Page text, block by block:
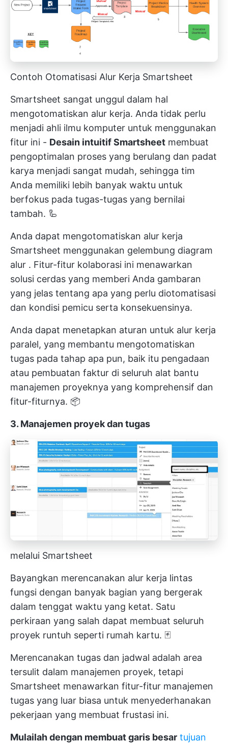
Contoh Otomatisasi Alur Kerja Smartsheet
Smartsheet sangat unggul dalam hal
mengotomatiskan alur kerja. Anda tidak perlu
menjadi ahli ilmu komputer untuk menggunakan
fitur ini - Desain intuitif Smartsheet membuat
pengoptimalan proses yang berulang dan padat
karya menjadi sangat mudah, sehingga tim
Anda memiliki lebih banyak waktu untuk
berfokus pada tugas-tugas yang bernilai
tambah. 🦾
Anda dapat mengotomatiskan alur kerja
Smartsheet menggunakan gelembung diagram
alur . Fitur-fitur kolaborasi ini menawarkan
solusi cerdas yang memberi Anda gambaran
yang jelas tentang apa yang perlu diotomatisasi
dan kondisi pemicu serta konsekuensinya.
Anda dapat menetapkan aturan untuk alur kerja
paralel, yang membantu mengotomatiskan
tugas pada tahap apa pun, baik itu pengadaan
atau pembuatan faktur di seluruh alat bantu
manajemen proyeknya yang komprehensif dan
fitur-fiturnya. 📦
3. Manajemen proyek dan tugas
melalui Smartsheet
Bayangkan merencanakan alur kerja lintas
fungsi dengan banyak bagian yang bergerak
dalam tenggat waktu yang ketat. Satu
perkiraan yang salah dapat membuat seluruh
proyek runtuh seperti rumah kartu. 🃏
Merencanakan tugas dan jadwal adalah area
tersulit dalam manajemen proyek, tetapi
Smartsheet menawarkan fitur-fitur manajemen
tugas yang luar biasa untuk menyederhanakan
pekerjaan yang membuat frustasi ini.
Mulailah dengan membuat garis besar tujuan